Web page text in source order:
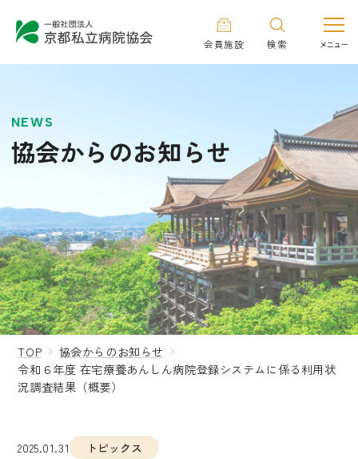
会員施設 検索
NEWS
協会からのお知らせ
TOP
協会からのお知らせ
令和６年度 在宅療養あんしん病院登録システムに係る利用状
況調査結果（概要）
2025.01.31 トピックス